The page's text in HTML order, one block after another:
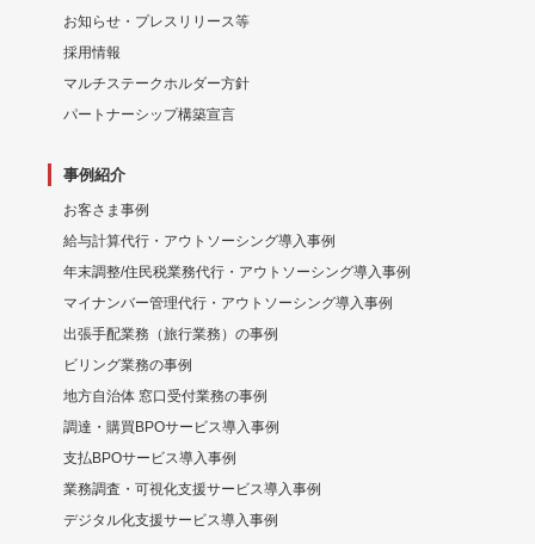
お知らせ・プレスリリース等
採用情報
マルチステークホルダー方針
パートナーシップ構築宣言
事例紹介
お客さま事例
給与計算代行・アウトソーシング導入事例
年末調整/住民税業務代行・アウトソーシング導入事例
マイナンバー管理代行・アウトソーシング導入事例
出張手配業務（旅行業務）の事例
ビリング業務の事例
地方自治体 窓口受付業務の事例
調達・購買BPOサービス導入事例
支払BPOサービス導入事例
業務調査・可視化支援サービス導入事例
デジタル化支援サービス導入事例